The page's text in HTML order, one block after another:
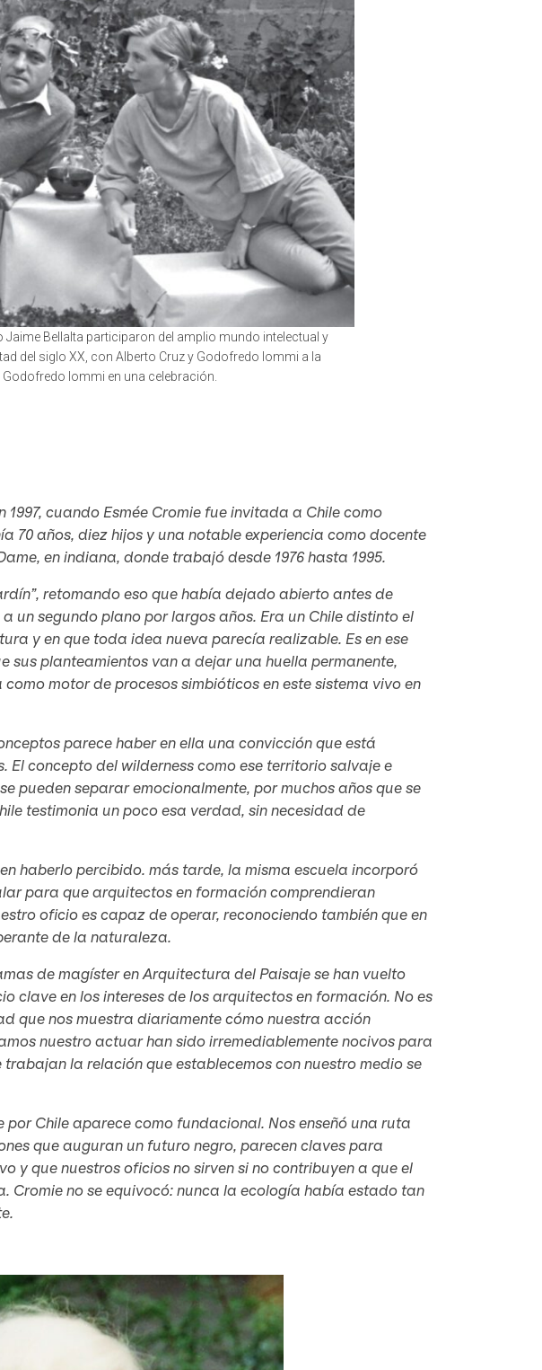
Jaime Bellalta participaron del amplio mundo intelectual y
del siglo XX, con Alberto Cruz y Godofredo Iommi a la
Iommi en una celebración.
cuando Esmée Cromie fue invitada a Chile como
70 años, diez hijos y una notable experiencia como docente
en indiana, donde trabajó desde 1976 hasta 1995.
retomando eso que había dejado abierto antes de
un segundo plano por largos años. Era un Chile distinto el
y en que toda idea nueva parecía realizable. Es en ese
sus planteamientos van a dejar una huella permanente,
motor de procesos simbióticos en este sistema vivo en
parece haber en ella una convicción que está
concepto del wilderness como ese territorio salvaje e
pueden separar emocionalmente, por muchos años que se
testimonia un poco esa verdad, sin necesidad de
haberlo percibido. más tarde, la misma escuela incorporó
para que arquitectos en formación comprendieran
oficio es capaz de operar, reconociendo también que en
de la naturaleza.
de magíster en Arquitectura del Paisaje se han vuelto
clave en los intereses de los arquitectos en formación. No es
que nos muestra diariamente cómo nuestra acción
nuestro actuar han sido irremediablemente nocivos para
la relación que establecemos con nuestro medio se
por Chile aparece como fundacional. Nos enseñó una ruta
que auguran un futuro negro, parecen claves para
y que nuestros oficios no sirven si no contribuyen a que el
Cromie no se equivocó: nunca la ecología había estado tan